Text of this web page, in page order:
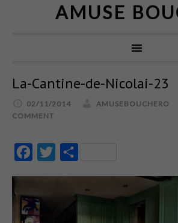
AMUSE
La-Cantine-de-Nicolai-23
02/11/2014 AMUSEBOUCHERO
COMMENT
FacebookTwitter